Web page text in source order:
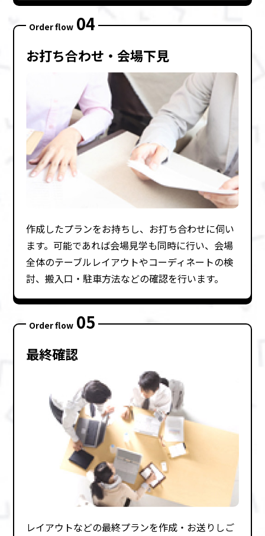
Order flow 04
お打ち合わせ・会場下⾒
作成したプランをお持ちし、お打ち合わせに伺い
ます。可能であれば会場⾒学も同時に⾏い、会場
全体のテーブルレイアウトやコーディネートの検
討、搬⼊⼝・駐⾞⽅法などの確認を⾏います。
Order flow 05
最終確認
レイアウトなどの最終プランを作成・お送りしご